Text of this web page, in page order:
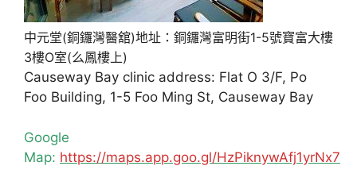
中元堂(銅鑼灣醫舘)地址：銅鑼灣富明街1-5號寶富大樓
3樓O室(么鳳樓上)
Causeway Bay clinic address: Flat O 3/F, Po
Foo Building, 1-5 Foo Ming St, Causeway Bay
Google
Map: https://maps.app.goo.gl/HzPiknywAfj1yrNx7